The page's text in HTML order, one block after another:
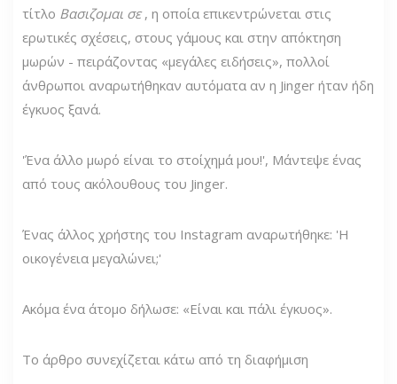
τίτλο Βασιζομαι σε, η οποία επικεντρώνεται στις
ερωτικές σχέσεις, στους γάμους και στην απόκτηση
μωρών - πειράζοντας «μεγάλες ειδήσεις», πολλοί
άνθρωποι αναρωτήθηκαν αυτόματα αν η Jinger ήταν ήδη
έγκυος ξανά.
'Ένα άλλο μωρό είναι το στοίχημά μου!', Μάντεψε ένας
από τους ακόλουθους του Jinger.
Ένας άλλος χρήστης του Instagram αναρωτήθηκε: 'Η
οικογένεια μεγαλώνει;'
Ακόμα ένα άτομο δήλωσε: «Είναι και πάλι έγκυος».
Το άρθρο συνεχίζεται κάτω από τη διαφήμιση